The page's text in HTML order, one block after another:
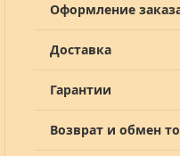
Оформление
Доставка
Гарантии
Возврат и обмен